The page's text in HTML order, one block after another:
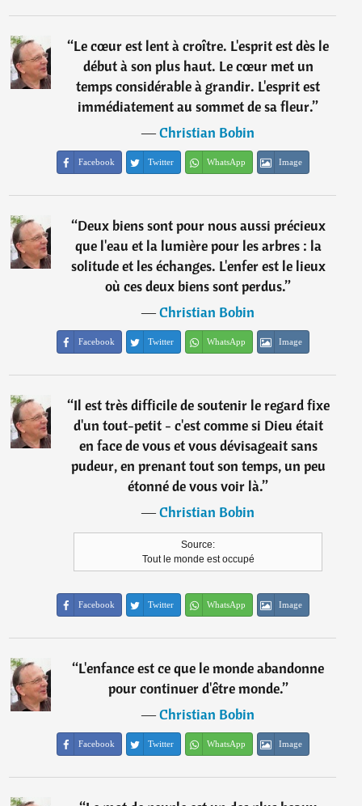
“Le cœur est lent à croître. L'esprit est dès le
début à son plus haut. Le cœur met un
temps considérable à grandir. L'esprit est
immédiatement au sommet de sa fleur.”
―Christian Bobin
Facebook Twitter WhatsApp Image
“Deux biens sont pour nous aussi précieux
que l'eau et la lumière pour les arbres : la
solitude et les échanges. L'enfer est le lieux
où ces deux biens sont perdus.”
―Christian Bobin
Facebook Twitter WhatsApp Image
“Il est très difficile de soutenir le regard fixe
d'un tout-petit - c'est comme si Dieu était
en face de vous et vous dévisageait sans
pudeur, en prenant tout son temps, un peu
étonné de vous voir là.”
―Christian Bobin
Source:
Tout le monde est occupé
Facebook Twitter WhatsApp Image
“L'enfance est ce que le monde abandonne
pour continuer d'être monde.”
―Christian Bobin
Facebook Twitter WhatsApp Image